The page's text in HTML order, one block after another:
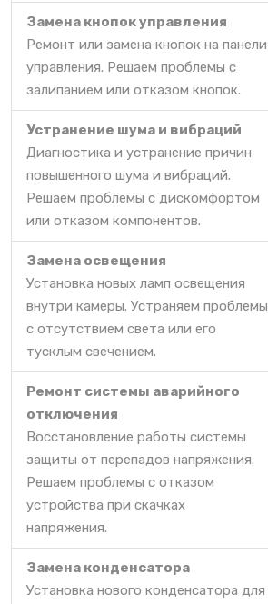
Замена кнопок управления
Ремонт или замена кнопок на панели
управления. Решаем проблемы с
залипанием или отказом кнопок.
Устранение шума и вибраций
Диагностика и устранение причин
повышенного шума и вибраций.
Решаем проблемы с дискомфортом
или отказом компонентов.
Замена освещения
Установка новых ламп освещения
внутри камеры. Устраняем проблемы
с отсутствием света или его
тусклым свечением.
Ремонт системы аварийного
отключения
Восстановление работы системы
защиты от перепадов напряжения.
Решаем проблемы с отказом
устройства при скачках
напряжения.
Замена конденсатора
Установка нового конденсатора для